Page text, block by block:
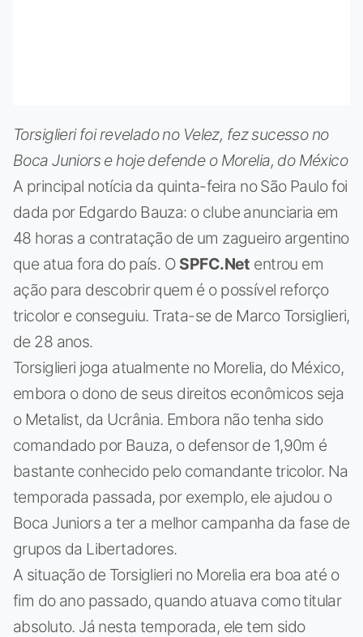
Torsiglieri foi revelado no Velez, fez sucesso no
Boca Juniors e hoje defende o Morelia, do México
A principal notícia da quinta-feira no São Paulo foi
dada por Edgardo Bauza: o clube anunciaria em
48 horas a contratação de um zagueiro argentino
que atua fora do país. O SPFC.Net entrou em
ação para descobrir quem é o possível reforço
tricolor e conseguiu. Trata-se de Marco Torsiglieri,
de 28 anos.
Torsiglieri joga atualmente no Morelia, do México,
embora o dono de seus direitos econômicos seja
o Metalist, da Ucrânia. Embora não tenha sido
comandado por Bauza, o defensor de 1,90m é
bastante conhecido pelo comandante tricolor. Na
temporada passada, por exemplo, ele ajudou o
Boca Juniors a ter a melhor campanha da fase de
grupos da Libertadores.
A situação de Torsiglieri no Morelia era boa até o
fim do ano passado, quando atuava como titular
absoluto. Já nesta temporada, ele tem sido